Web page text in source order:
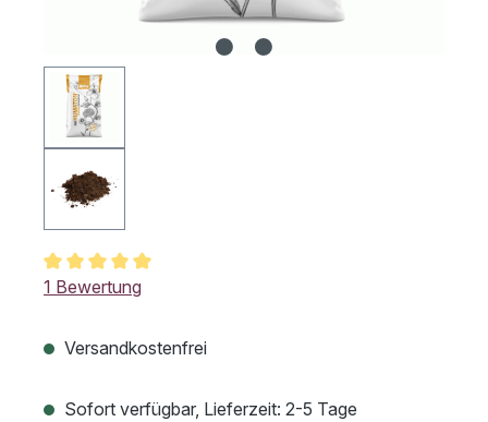
Durchschnittliche Bewertung von 5 von 5 Sternen
1 Bewertung
Versandkostenfrei
Sofort verfügbar, Lieferzeit: 2-5 Tage